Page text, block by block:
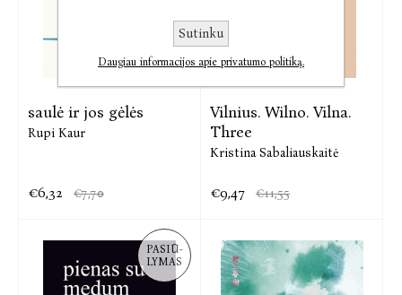
saulė ir jos gėlės
Rupi Kaur
€6,32 €7,70
Vilnius. Wilno. Vilna.
Three
Kristina Sabaliauskaitė
€9,47 €11,55
PASIŪ-
LYMAS
Sutinku
Daugiau informacijos apie privatumo politiką.